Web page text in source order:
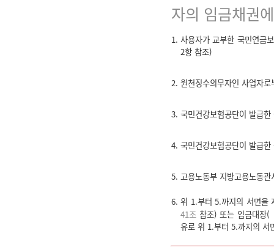
자의 임금채권
1. 사용자가 교부한 국민연금
2항 참조)
2. 원천징수의무자인 사업자
3. 국민건강보험공단이 발급
4. 국민건강보험공단이 발급
5. 고용노동부 지방고용노동
6. 위 1.부터 5.까지의 서면을
41조 참조) 또는 임금대장(
유로 위 1.부터 5.까지의 서